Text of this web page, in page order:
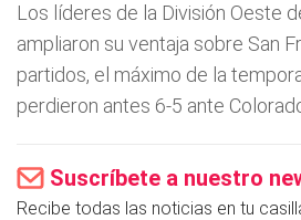
Los líderes de la División Oeste
ampliaron su ventaja sobre San
partidos, el máximo de la
perdieron antes 6-5 ante
Suscríbete a nuestro
Recibe todas las noticias en tu